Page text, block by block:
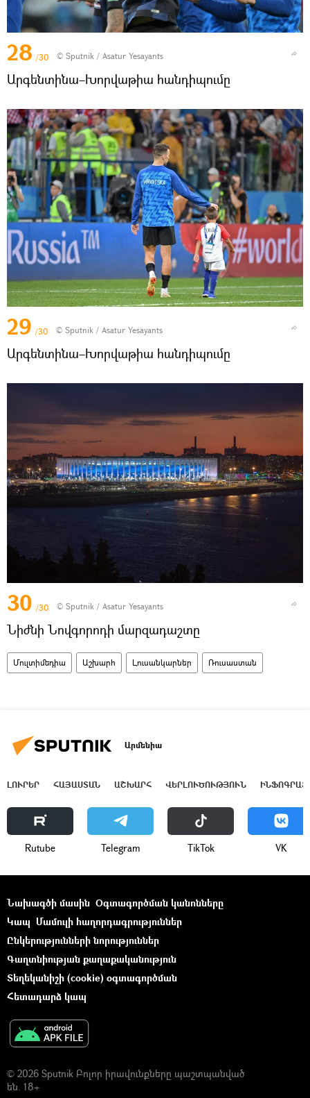
28 /30 © Sputnik / Asatur Yesayants
Արգենտինա–Խորվաթիա հանդիպումը
29 /30 © Sputnik / Asatur Yesayants
Արգենտինա–Խորվաթիա հանդիպումը
30 /30 © Sputnik / Asatur Yesayants
Նիժնի Նովգորոդի մարզադաշտը
Մուլտիմեդիա Աշխարհ Լուսանկարներ Ռուսաստան
Արմենիա
ԼՈՒՐԵՐ ՀԱՅԱՍՏԱՆ ԱՇԽԱՐՀ ՎԵՐԼՈՒԾՈՒԹՅՈՒՆ
Rutube Telegram ТikТоk VK
Նախագծի մասին Օգտագործման կանոնները
Կապ Մամուլի հաղորդագրություններ
Ընկերությունների նորություններ
Գաղտնիության քաղաքականություն
Տեղեկանիշի (cookie) օգտագործման
Հետադարձ կապ
© 2026 Sputnik Բոլոր իրավունքները պաշտպանված
են. 18+